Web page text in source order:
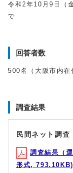
令和2年10月9日（
で
回答者数
500名（大阪市内在
調査結果
民間ネット調査
調査結果（
形式, 793.10KB)